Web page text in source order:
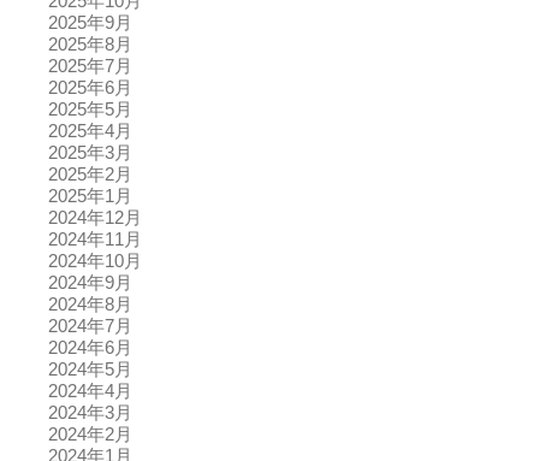
2025年9月
2025年8月
2025年7月
2025年6月
2025年5月
2025年4月
2025年3月
2025年2月
2025年1月
2024年12月
2024年11月
2024年10月
2024年9月
2024年8月
2024年7月
2024年6月
2024年5月
2024年4月
2024年3月
2024年2月
2024年1月